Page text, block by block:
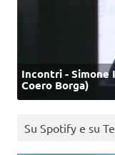
Incontri - Simone
Coero Borga)
Su Spotify e su